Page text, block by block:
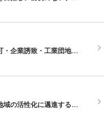
・企業誘致・工業団地…
域の活性化に邁進する…